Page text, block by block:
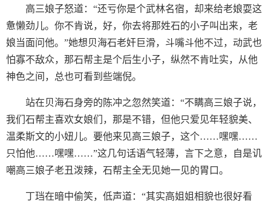
高三娘子怒道：“还亏你是个武林名宿，却来给老娘耍这
惫懒劲儿。你不肯说，好，你去将那姓石的小子叫出来，老
娘当面问他。”她想贝海石老奸巨滑，斗嘴斗他不过，动武也
怕寡不敌众，那石帮主是个后生小子，纵然不肯吐实，从他
神色之间，总也可看到些端倪。
站在贝海石身旁的陈冲之忽然笑道：“不瞒高三娘子说，
我们石帮主喜欢女娘们，那是不错，但他只爱见年轻貌美、
温柔斯文的小妞儿。要他来见高三娘子，这个……嘿嘿……
只怕他……嘿嘿……”这几句话语气轻薄，言下之意，自是讥
嘲高三娘子老丑泼辣，石帮主全无见她一见的胃口。
丁珰在暗中偷笑，低声道：“其实高姐姐相貌也很好看